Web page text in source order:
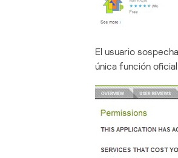
El usuario
única función